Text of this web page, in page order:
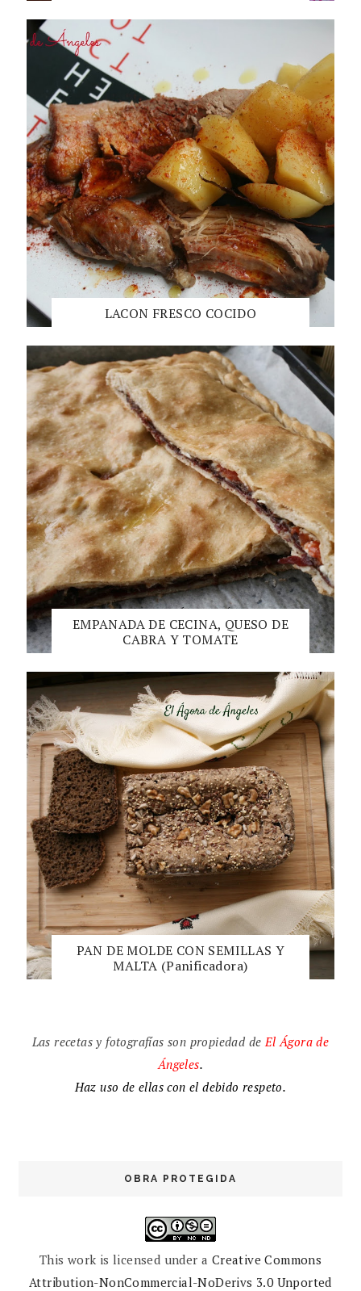
LACON FRESCO COCIDO
EMPANADA DE CECINA, QUESO DE
CABRA Y TOMATE
PAN DE MOLDE CON SEMILLAS Y
MALTA (Panificadora)
Las recetas y fotografías son propiedad de ElÁgora de
Ángeles.
Haz uso de ellas con el debido respeto.
OBRA PROTEGIDA
This work is licensed under a Creative Commons
Attribution-NonCommercial-NoDerivs 3.0 Unported